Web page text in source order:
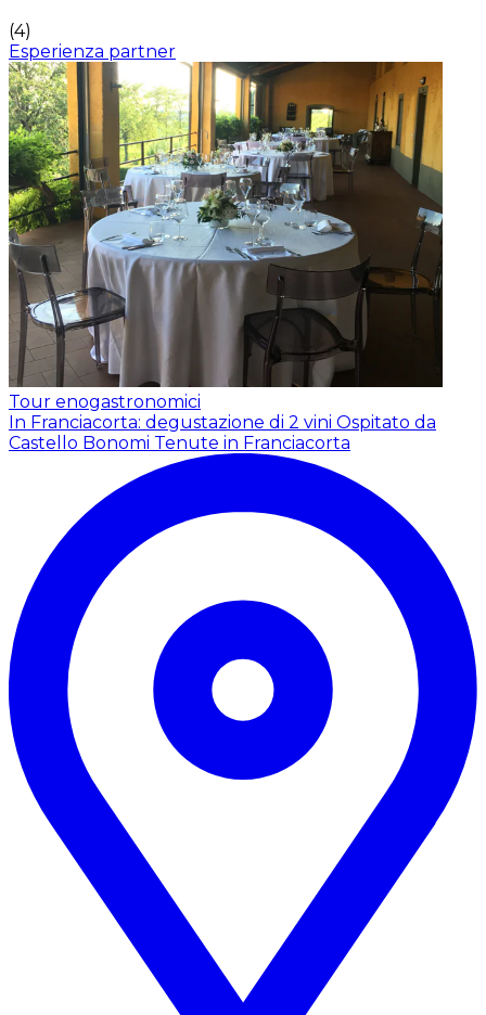
(4)
Esperienza partner
Tour enogastronomici
In Franciacorta: degustazione di 2 vini Ospitato da
Castello Bonomi Tenute in Franciacorta